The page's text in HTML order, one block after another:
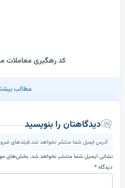
کد رهگیری معاملات ملکی چیست؟
را بنویسید
شما منتشر نخواهد شد.فیلدهای ضروری مشخص شده
شما منتشر نخواهد شد.بخش‌های موردنیاز